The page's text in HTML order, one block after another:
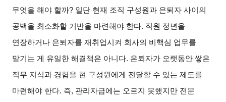
무엇을 해야 할까? 일단 현재 조직 구성원과 은퇴자 사이의
공백을 최소화할 기반을 마련해야 한다. 직원 정년을
연장하거나 은퇴자를 재취업시켜 회사의 비핵심 업무를
맡기는 게 유일한 해결책은 아니다. 은퇴자가 오랫동안 쌓은
직무 지식과 경험을 현 구성원에게 전달할 수 있는 제도를
마련해야 한다. 즉, 관리자급에는 오르지 못했지만 전문